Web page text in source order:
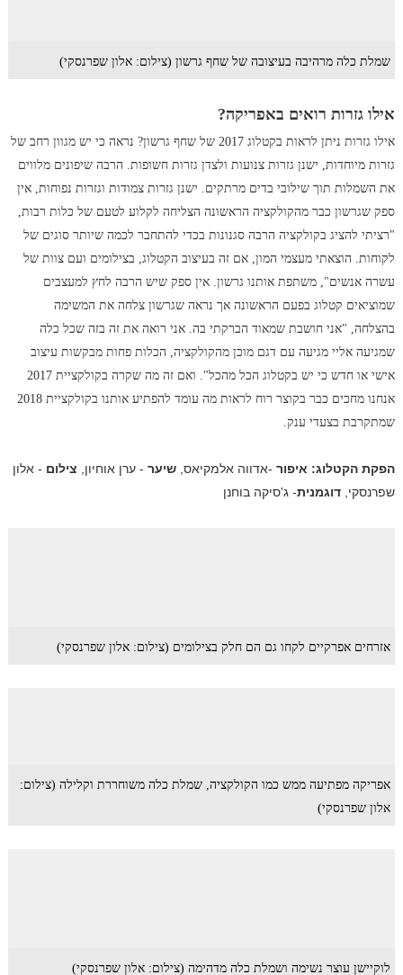
שמלת כלה מרהיבה בעיצובה של שחף גרשון (צילום: אלון שפרנסקי)
אילו גזרות רואים באפריקה?
אילו גזרות ניתן לראות בקטלוג 2017 של שחף גרשון? נראה כי יש מגוון רחב של
גזרות מיוחדות, ישנן גזרות צנועות ולצדן גזרות חשופות. הרבה שיפונים מלווים
את השמלות תוך שילובי בדים מרתקים. ישנן גזרות צמודות וגזרות נפוחות, אין
ספק שגרשון כבר מהקולקציה הראשונה הצליחה לקלוע לטעם של כלות רבות,
"רציתי להציג בקולקציה הרבה סגנונות בכדי להתחבר לכמה שיותר סוגים של
לקוחות. הוצאתי מעצמי המון, אם זה בעיצוב הקטלוג, בצילומים ועם צוות של
עשרה אנשים", משתפת אותנו גרשון. אין ספק שיש הרבה לחץ למעצבים
שמוציאים קטלוג בפעם הראשונה אך נראה שגרשון צלחה את המשימה
בהצלחה, "אני חושבת שמאוד הברקתי בה. אני רואה את זה בזה שכל כלה
שמגיעה אליי מגיעה עם דגם מוכן מהקולקציה, הכלות פחות מבקשות עיצוב
אישי או חדש כי יש בקטלוג הכל מהכל". ואם זה מה שקרה בקולקציית 2017
אנחנו מחכים כבר בקוצר רוח לראות מה עומד להפתיע אותנו בקולקציית 2018
שמתקרבת בצעדי ענק.
הפקת הקטלוג: איפור -אדווה אלמקיאס, שיער- ערן אוחיון, צילום - אלון
שפרנסקי, דוגמנית- ג'סיקה בוחנן
אזרחים אפרקיים לקחו גם הם חלק בצילומים (צילום: אלון שפרנסקי)
אפריקה מפתיעה ממש כמו הקולקציה, שמלת כלה משוחררת וקלילה (צילום:
אלון שפרנסקי)
לוקיישן עוצר נשימה ושמלת כלה מדהימה (צילום: אלון שפרנסקי)